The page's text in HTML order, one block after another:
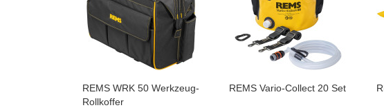
REMS WRK 50 Werkzeug-
Rollkoffer
REMS Vario-Collect 20 Set